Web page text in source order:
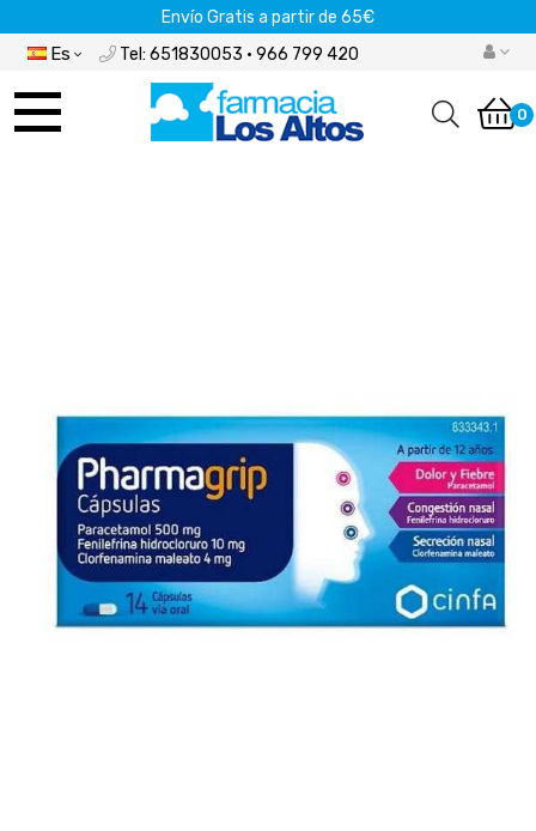
Envío Gratis a partir de 65€
Es Tel: 651830053 · 966 799 420
Navegación 0